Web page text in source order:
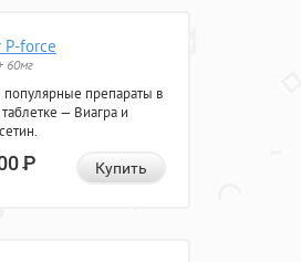
P-force
60мг
препараты в
— Виагра и
Р Купить